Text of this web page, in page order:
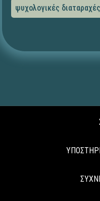
ψυχολογικές διαταραχές